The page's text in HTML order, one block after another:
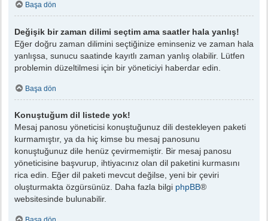
Başa dön
Değişik bir zaman dilimi seçtim ama saatler hala yanlış!
Eğer doğru zaman dilimini seçtiğinize eminseniz ve zaman hala
yanlışsa, sunucu saatinde kayıtlı zaman yanlış olabilir. Lütfen
problemin düzeltilmesi için bir yöneticiyi haberdar edin.
Başa dön
Konuştuğum dil listede yok!
Mesaj panosu yöneticisi konuştuğunuz dili destekleyen paketi
kurmamıştır, ya da hiç kimse bu mesaj panosunu
konuştuğunuz dile henüz çevirmemiştir. Bir mesaj panosu
yöneticisine başvurup, ihtiyacınız olan dil paketini kurmasını
rica edin. Eğer dil paketi mevcut değilse, yeni bir çeviri
oluşturmakta özgürsünüz. Daha fazla bilgi phpBB®
websitesinde bulunabilir.